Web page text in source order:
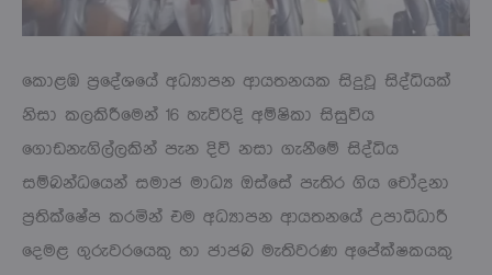
කොළඹ ප්‍රදේශයේ අධ්‍යාපන ආයතනයක සිදුවූ සිද්ධියක්
නිසා කලකිරීමෙන් 16 හැවිරිදි අම්ෂිකා සිසුවිය
ගොඩනැගිල්ලකින් පැන දිවි නසා ගැනීමේ සිද්ධිය
සම්බන්ධයෙන් සමාජ මාධ්‍ය ඔස්සේ පැතිර ගිය චෝදනා
ප්‍රතික්ෂේප කරමින් එම අධ්‍යාපන ආයතනයේ උපාධිධාරී
දෙමළ ගුරුවරයෙකු හා ජාජබ මැතිවරණ අපේක්ෂකයකු